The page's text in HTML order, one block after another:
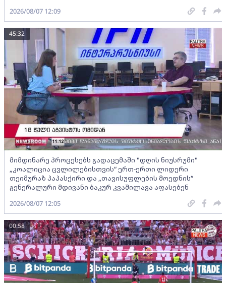
2026/08/07 12:09
მიმდინარე პროცესებს გადაცემაში "დღის ნიუსრუმი"
„კოალიცია ცვლილებისთვის“ ერთ-ერთი ლიდერი
თეიმურაზ პაპასქირი და „თავისუფლების მოედნის“
გენერალური მდივანი ბაკურ კვაშილავა აფასებენ
45:32
2026/08/07 12:05
00:58